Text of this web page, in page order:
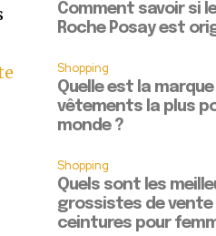
Comment savoir si
Roche Posay est
Shopping
Quelle est la marque
vêtements la plus
monde ?
Shopping
Quels sont les
grossistes de vente
ceintures pour